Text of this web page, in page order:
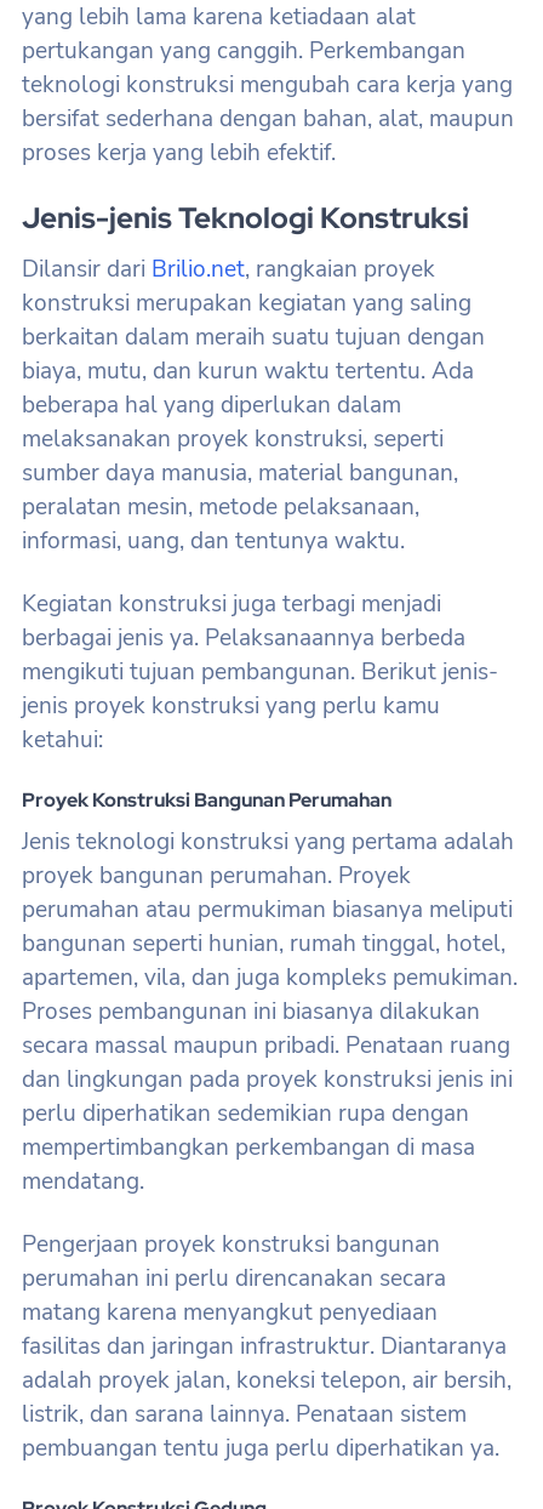
yang lebih lama karena ketiadaan alat
pertukangan yang canggih. Perkembangan
teknologi konstruksi mengubah cara kerja yang
bersifat sederhana dengan bahan, alat, maupun
proses kerja yang lebih efektif.
Jenis-jenis Teknologi Konstruksi
Dilansir dari Brilio.net, rangkaian proyek
konstruksi merupakan kegiatan yang saling
berkaitan dalam meraih suatu tujuan dengan
biaya, mutu, dan kurun waktu tertentu. Ada
beberapa hal yang diperlukan dalam
melaksanakan proyek konstruksi, seperti
sumber daya manusia, material bangunan,
peralatan mesin, metode pelaksanaan,
informasi, uang, dan tentunya waktu.
Kegiatan konstruksi juga terbagi menjadi
berbagai jenis ya. Pelaksanaannya berbeda
mengikuti tujuan pembangunan. Berikut jenis-
jenis proyek konstruksi yang perlu kamu
ketahui:
Proyek Konstruksi Bangunan Perumahan
Jenis teknologi konstruksi yang pertama adalah
proyek bangunan perumahan. Proyek
perumahan atau permukiman biasanya meliputi
bangunan seperti hunian, rumah tinggal, hotel,
apartemen, vila, dan juga kompleks pemukiman.
Proses pembangunan ini biasanya dilakukan
secara massal maupun pribadi. Penataan ruang
dan lingkungan pada proyek konstruksi jenis ini
perlu diperhatikan sedemikian rupa dengan
mempertimbangkan perkembangan di masa
mendatang.
Pengerjaan proyek konstruksi bangunan
perumahan ini perlu direncanakan secara
matang karena menyangkut penyediaan
fasilitas dan jaringan infrastruktur. Diantaranya
adalah proyek jalan, koneksi telepon, air bersih,
listrik, dan sarana lainnya. Penataan sistem
pembuangan tentu juga perlu diperhatikan ya.